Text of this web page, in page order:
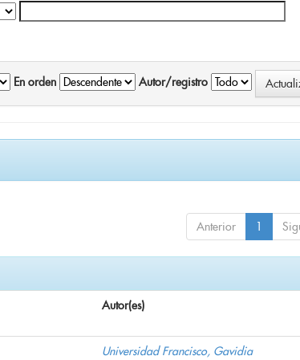
En orden Autor/registro
Anterior 1
Autor(es)
Universidad Francisco, Gavidia